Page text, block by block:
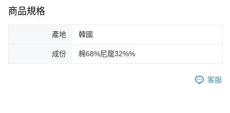
商品規格
產地 韓國
成份 棉68%尼龍32%%
客服